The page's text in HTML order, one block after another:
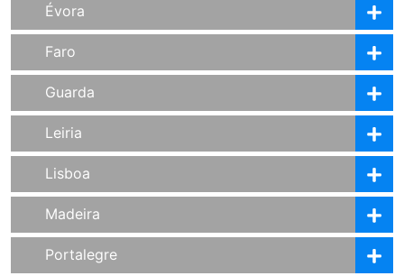
Évora
Faro
Guarda
Leiria
Lisboa
Madeira
Portalegre